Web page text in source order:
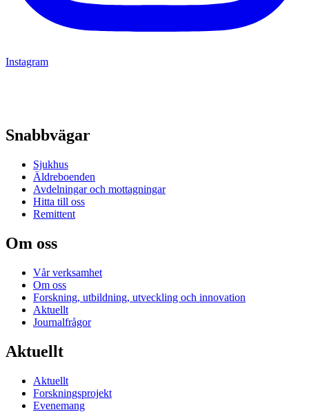
Instagram
Snabbvägar
Sjukhus
Äldreboenden
Avdelningar och mottagningar
Hitta till oss
Remittent
Om oss
Vår verksamhet
Om oss
Forskning, utbildning, utveckling och innovation
Aktuellt
Journalfrågor
Aktuellt
Aktuellt
Forskningsprojekt
Evenemang